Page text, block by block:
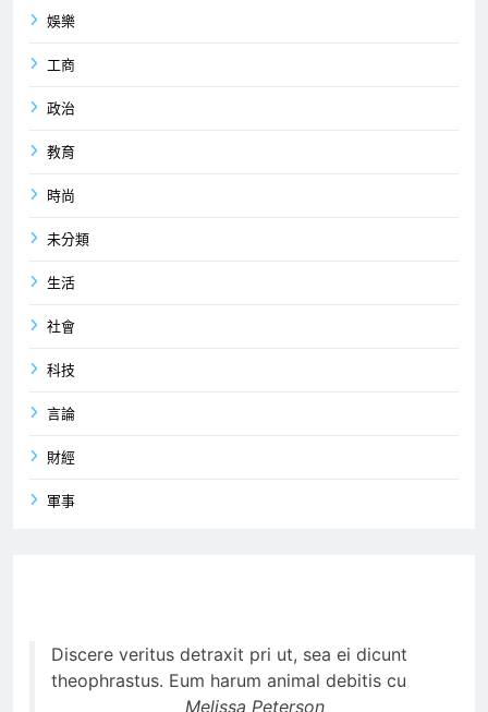
娛樂
工商
政治
教育
時尚
未分類
生活
社會
科技
言論
財經
軍事
Discere veritus detraxit pri ut, sea ei dicunt
theophrastus. Eum harum animal debitis cu
Melissa Peterson